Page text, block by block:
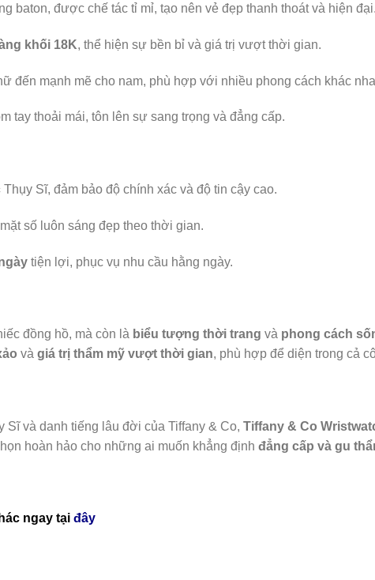
baton, được chế tác tỉ mỉ, tạo nên vẻ đẹp thanh thoát và hiện
khối 18K, thể hiện sự bền bỉ và giá trị vượt thời gian.
đến mạnh mẽ cho nam, phù hợp với nhiều phong cách khác
tay thoải mái, tôn lên sự sang trọng và đẳng cấp.
Thụy Sĩ, đảm bảo độ chính xác và độ tin cậy cao.
số luôn sáng đẹp theo thời gian.
tiện lợi, phục vụ nhu cầu hằng ngày.
đồng hồ, mà còn là biểu tượng thời trang và phong cách
và giá trị thẩm mỹ vượt thời gian, phù hợp để diện trong cả
và danh tiếng lâu đời của Tiffany & Co, Tiffany & Co
hoàn hảo cho những ai muốn khẳng định đẳng cấp và gu
ngay tại đây